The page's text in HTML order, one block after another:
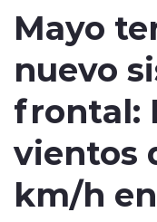
Actualidad
Internacional
Mayo
nuevo
frontal:
vientos
km/h